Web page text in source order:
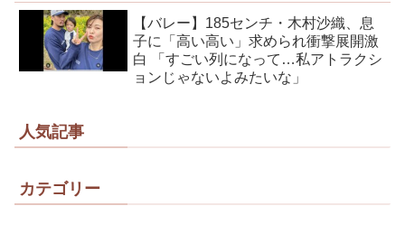
【バレー】185センチ・木村沙織、息
子に「高い高い」求められ衝撃展開激
白 「すごい列になって…私アトラクシ
ョンじゃないよみたいな」
人気記事
カテゴリー